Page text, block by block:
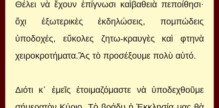
Θέλει νὰ ἔχουν ἐπίγνωσι καὶβαθειὰ πεποίθησι·
ὄχι ἐξωτερικὲς ἐκδηλώσεις, πομπώδεις
ὑποδοχές, εὔκολες ζητω-κραυγὲς καὶ φτηνὰ
χειροκροτήματα.Ἂς τὸ προσέξουμε πολὺ αὐτό.
Διότι κ᾿ ἐμεῖς ἑτοιμαζόμαστε νὰ ὑποδεχθοῦμε